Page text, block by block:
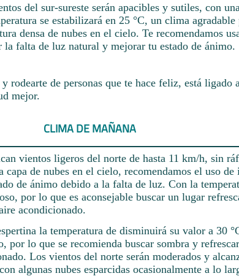
del sur-sureste serán apacibles y sutiles, con
se estabilizará en 25 °C, un clima
densa de nubes en el cielo. Te recomendamos
la falta de luz natural y mejorar tu estado de ánimo.
rodearte de personas que te hace feliz, está ligado
mejor.
CLIMA DE MAÑANA
vientos ligeros del norte de hasta 11 km/h, sin
capa de nubes en el cielo, recomendamos el uso
de ánimo debido a la falta de luz. Con la
por lo que es aconsejable buscar un lugar
acondicionado.
la temperatura de disminuirá su valor a 30
por lo que se recomienda buscar sombra y
Los vientos del norte serán moderados y
algunas nubes esparcidas ocasionalmente a lo